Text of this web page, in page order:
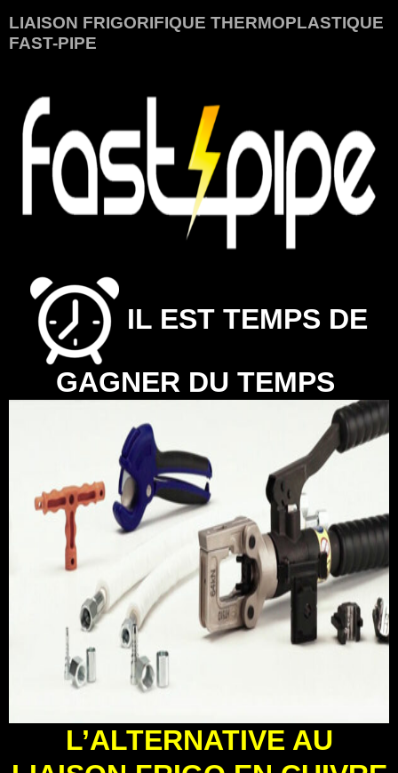
LIAISON FRIGORIFIQUE THERMOPLASTIQUE
FAST-PIPE
IL EST TEMPS DE
GAGNER DU TEMPS
L’ALTERNATIVE AU